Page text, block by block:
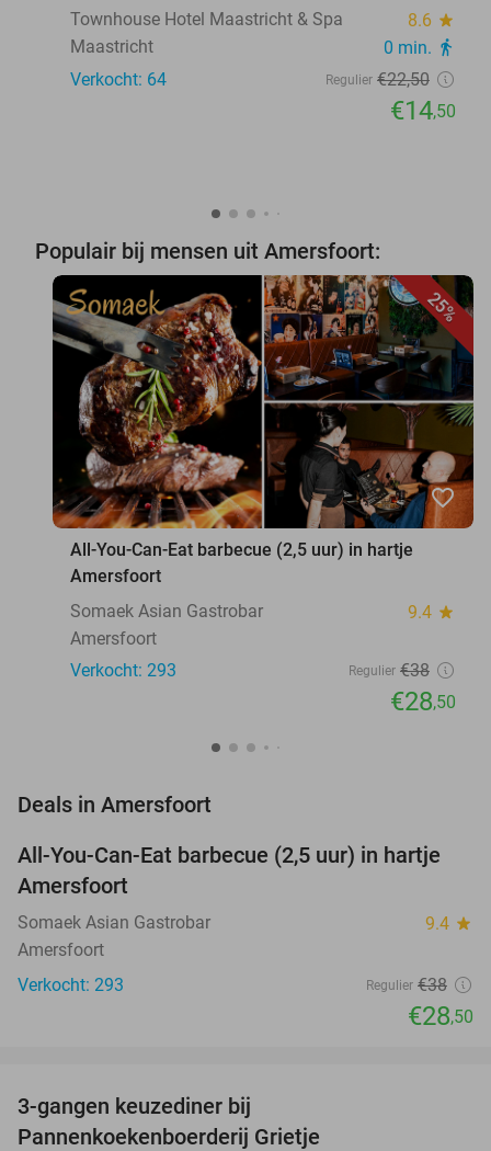
Townhouse Hotel Maastricht & Spa
8.6 star
Maastricht 0 min. directions_walk
Verkocht: 64 Regulier €22,50
€14,50
Populair bij mensen uit Amersfoort:
25%
favorite_border
All-You-Can-Eat barbecue (2,5 uur) in hartje
Amersfoort
Somaek Asian Gastrobar
9.4 star
Amersfoort
Verkocht: 293
Regulier €38
€28,50
Deals in Amersfoort
25%
All-You-Can-Eat barbecue (2,5 uur) in hartje
Amersfoort
Somaek Asian Gastrobar 9.4 star
Amersfoort
Verkocht: 293
Regulier €38
€28,50
NEW
TODAY
3-gangen keuzediner bij
Pannenkoekenboerderij Grietje